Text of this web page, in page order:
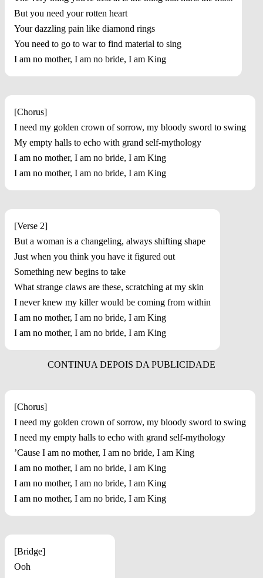
But you need your rotten heart
Your dazzling pain like diamond rings
You need to go to war to find material to sing
I am no mother, I am no bride, I am King
[Chorus]
I need my golden crown of sorrow, my bloody sword to swing
My empty halls to echo with grand self-mythology
I am no mother, I am no bride, I am King
I am no mother, I am no bride, I am King
[Verse 2]
But a woman is a changeling, always shifting shape
Just when you think you have it figured out
Something new begins to take
What strangе claws are these, scratching at my skin
I nеver knew my killer would be coming from within
I am no mother, I am no bride, I am King
I am no mother, I am no bride, I am King
[Chorus]
I need my golden crown of sorrow, my bloody sword to swing
I need my empty halls to echo with grand self-mythology
’Cause I am no mother, I am no bride, I am King
I am no mother, I am no bride, I am King
I am no mother, I am no bride, I am King
I am no mother, I am no bride, I am King
[Bridge]
Ooh